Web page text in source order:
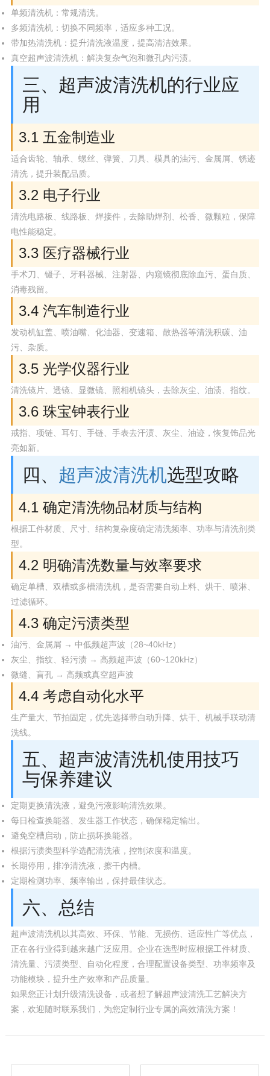
单频清洗机：常规清洗。
多频清洗机：切换不同频率，适应多种工况。
带加热清洗机：提升清洗液温度，提高清洁效果。
真空超声波清洗机：解决复杂气泡和微孔内污渍。
三、超声波清洗机的行业应
用
3.1 五金制造业
适合齿轮、轴承、螺丝、弹簧、刀具、模具的油污、金属屑、锈迹
清洗，提升装配品质。
3.2 电子行业
清洗电路板、线路板、焊接件，去除助焊剂、松香、微颗粒，保障
电性能稳定。
3.3 医疗器械行业
手术刀、镊子、牙科器械、注射器、内窥镜彻底除血污、蛋白质、
消毒残留。
3.4 汽车制造行业
发动机缸盖、喷油嘴、化油器、变速箱、散热器等清洗积碳、油
污、杂质。
3.5 光学仪器行业
清洗镜片、透镜、显微镜、照相机镜头，去除灰尘、油渍、指纹。
3.6 珠宝钟表行业
戒指、项链、耳钉、手链、手表去汗渍、灰尘、油迹，恢复饰品光
亮如新。
四、 超声波清洗机选型攻略
4.1 确定清洗物品材质与结构
根据工件材质、尺寸、结构复杂度确定清洗频率、功率与清洗剂类
型。
4.2 明确清洗数量与效率要求
确定单槽、双槽或多槽清洗机，是否需要自动上料、烘干、喷淋、
过滤循环。
4.3 确定污渍类型
油污、金属屑 → 中低频超声波（28~40kHz）
灰尘、指纹、轻污渍 → 高频超声波（60~120kHz）
微缝、盲孔 → 高频或真空超声波
4.4 考虑自动化水平
生产量大、节拍固定，优先选择带自动升降、烘干、机械手联动清
洗线。
五、超声波清洗机使用技巧
与保养建议
定期更换清洗液，避免污液影响清洗效果。
每日检查换能器、发生器工作状态，确保稳定输出。
避免空槽启动，防止损坏换能器。
根据污渍类型科学选配清洗液，控制浓度和温度。
长期停用，排净清洗液，擦干内槽。
定期检测功率、频率输出，保持最佳状态。
六、总结
超声波清洗机以其高效、环保、节能、无损伤、适应性广等优点，
正在各行业得到越来越广泛应用。企业在选型时应根据工件材质、
清洗量、污渍类型、自动化程度，合理配置设备类型、功率频率及
功能模块，提升生产效率和产品质量。
如果您正计划升级清洗设备，或者想了解超声波清洗工艺解决方
案，欢迎随时联系我们，为您定制行业专属的高效清洗方案！